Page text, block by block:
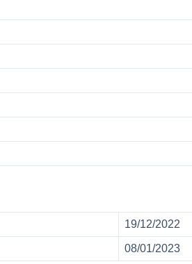
19/12/2022
08/01/2023